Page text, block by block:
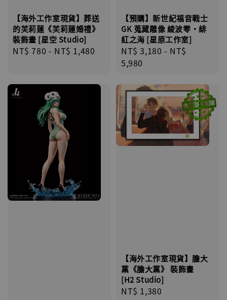
【海外工作室現貨】葬送
的芙莉蓮《芙莉蓮婚禮》
裝飾畫 [星空 Studio]
Regular
NT$ 780 - NT$ 1,480
【預購】新世紀福音戰士
GK 蒐藏雕像 綾波零·緋
紅之海 [星原工作室]
Regular
price
NT$ 3,180 - NT$
5,980
【海外工作室現貨】膽大
黨《膽大黨》 裝飾畫
[H2 Studio]
Regular
NT$ 1,380